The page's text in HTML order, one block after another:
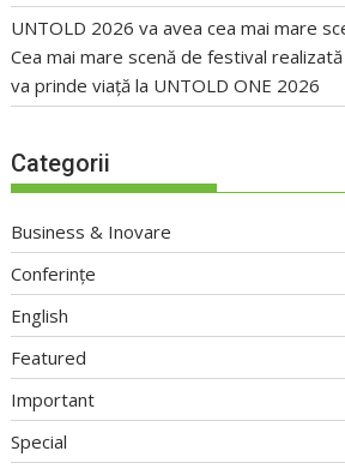
UNTOLD 2026 va avea cea mai mare
Cea mai mare scenă de festival
va prinde viață la UNTOLD ONE 2026
Categorii
Business & Inovare
Conferințe
English
Featured
Important
Special